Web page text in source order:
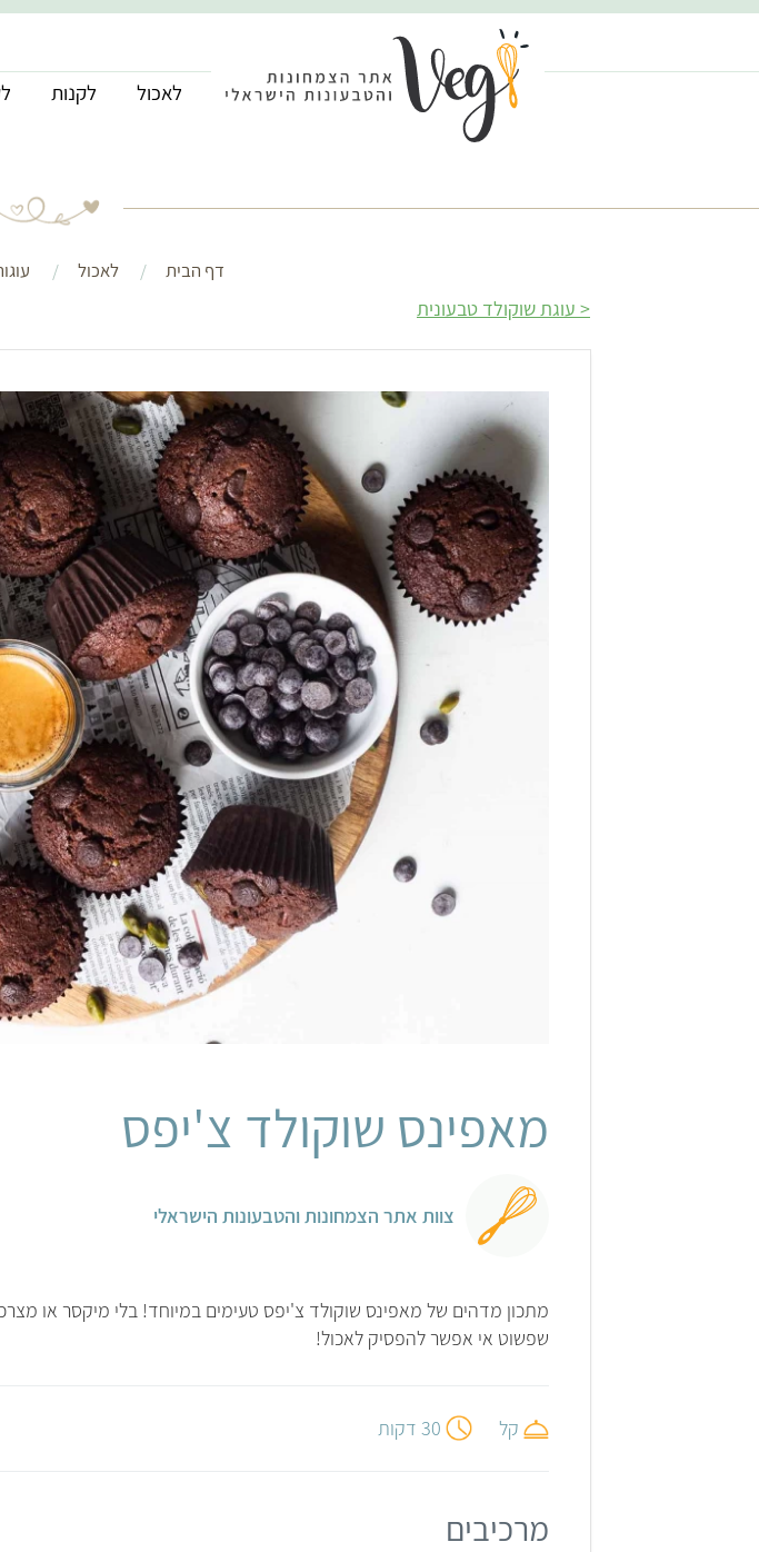
לאכול לקנות
דף הבית לאכול
עוגת שוקולד טבעונית
מאפינס שוקולד צ'יפס
צוות אתר הצמחונות והטבעונות הישראלי
מתכון מדהים של מאפינס שוקולד צ'יפס טעימים במיוחד! בלי מיקסר או
שפשוט אי אפשר להפסיק לאכול!
קל 30 דקות
מרכיבים